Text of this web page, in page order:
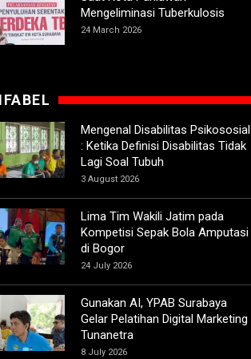
Mengeliminasi Tuberkulosis
24 March 2026
Mengenal Disabilitas Psikososial
: Ketika Definisi Disabilitas Tidak
Lagi Soal Tubuh
3 August 2026
Lima Tim Wakili Jatim pada
Kompetisi Sepak Bola Amputasi
di Bogor
24 July 2026
Gunakan AI, YPAB Surabaya
Gelar Pelatihan Digital Marketing
Tunanetra
8 July 2026